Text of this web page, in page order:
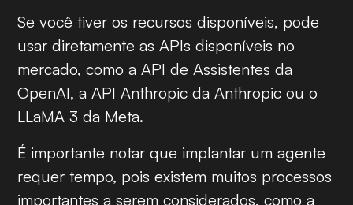
Se você tiver os recursos disponíveis, pode
usar diretamente as APIs disponíveis no
mercado, como a API de Assistentes da
OpenAI, a API Anthropic da Anthropic ou o
LLaMA 3 da Meta.
É importante notar que implantar um agente
requer tempo, pois existem muitos processos
importantes a serem considerados, como a